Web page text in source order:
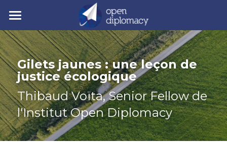
| Accueil
| Nos activités
• Nos jeunes leaders
• Nos événements
• Nos publications
| Nos actualités
| Polycrise
Comprendre la polycrise
| À propos
Gilets jaunes : une leçon de
justice écologique​
Thibaud Voïta, Senior Fellow de
l'Institut Open Diplomacy